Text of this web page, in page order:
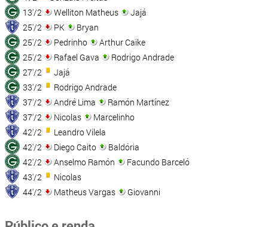
13'/2
Welliton Matheus
Jajá
25'/2
PK
Bryan
25'/2
Pedrinho
Arthur Caike
25'/2
Rafael Gava
Rodrigo Andrade
27'/2
Jajá
33'/2
Rodrigo Andrade
37'/2
André Lima
Ramón Martínez
37'/2
Nicolas
Marcelinho
42'/2
Leandro Vilela
42'/2
Diego Caito
Baldória
42'/2
Anselmo Ramón
Facundo Barceló
43'/2
Nicolas
44'/2
Matheus Vargas Giovanni